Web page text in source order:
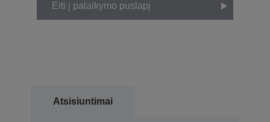
Eiti į palaikymo puslapį
Atsisiuntimai